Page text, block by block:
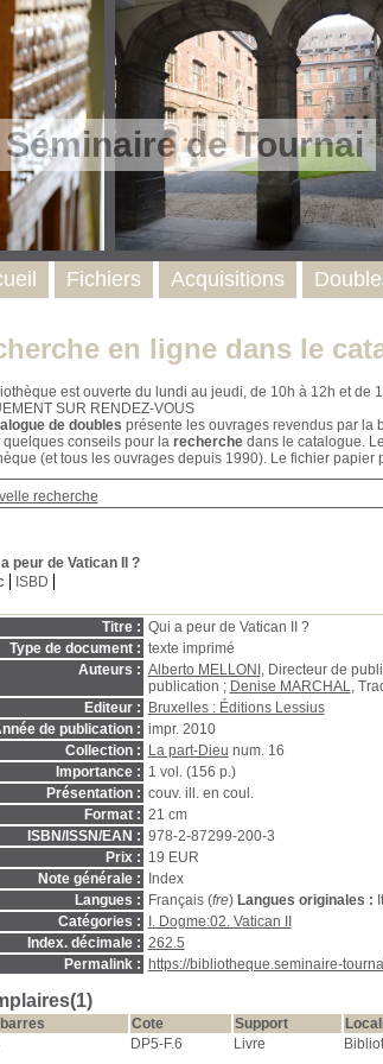
de Tournai
en ligne dans le
est ouverte du lundi au jeudi, de 10h à 12h et de
SUR RENDEZ-VOUS
de doubles présente les ouvrages revendus par la
quelques conseils pour la recherchedans le catalogue.
(et tous les ouvrages depuis 1990). Le fichier papier
recherche
peur de Vatican II ?
ISBD
Titre : Qui a peur de Vatican II ?
Type de document : texte imprimé
Auteurs : Alberto MELLONI , Directeur de
publication ; Denise MARCHAL,
Editeur :
Bruxelles : Éditions Lessius
de publication : impr. 2010
Collection :
La part-Dieu num. 16
Importance : 1 vol. (156 p.)
Présentation : couv. ill. en coul.
Format : 21 cm
ISBN/ISSN/EAN : 978-2-87299-200-3
Prix : 19 EUR
Note générale :
Index
Langues :
Français (fre) Langues originales :
Catégories :
I. Dogme:02. Vatican II
Index. décimale : 262.5
Permalink :
https://bibliotheque.seminaire-
Cote Support
DP5-F.6 Livre
Fichiers Acquisitions